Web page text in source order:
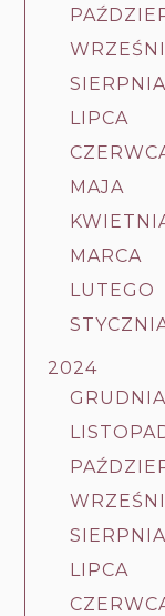
SIERPNIA
LIPCA
MAJA
MARCA
LUTEGO
2024
GRUDNIA
SIERPNIA
LIPCA